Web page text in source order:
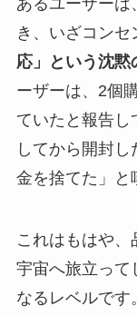
あるユーザーは
き、いざコンセ
応」という沈黙
ーザーは、2個
ていたと報告し
してから開封
金を捨てた」と
これはもはや
宇宙へ旅立って
なるレベルです。